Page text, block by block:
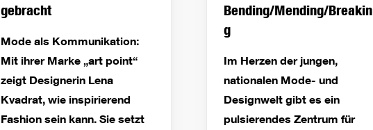
gebracht
Mode als Kommunikation:
Mit ihrer Marke „art point“
zeigt Designerin Lena
Kvadrat, wie inspirierend
Fashion sein kann. Sie setzt
Bending/Mending/Breakin
g
Im Herzen der jungen,
nationalen Mode- und
Designwelt gibt es ein
pulsierendes Zentrum für